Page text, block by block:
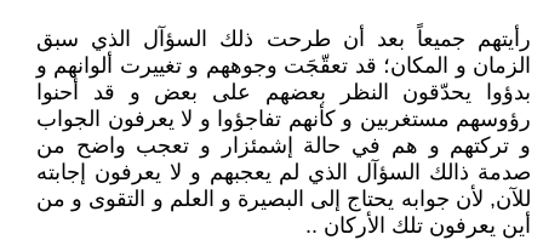
رأيتهم جميعاً بعد أن طرحت ذلك السؤآل الذي سبق
الزمان و المكان؛ قد تعقّجَت وجوههم و تغييرت ألوانهم و
بدؤوا يحدّقون النظر بعضهم على بعض و قد أحنوا
رؤوسهم مستغربين و كأنهم تفاجؤوا و لا يعرفون الجواب
و تركتهم و هم في حالة إشمئزار و تعجب واضح من
صدمة ذالك السؤآل الذي لم يعجبهم و لا يعرفون إجابته
للآن, لأن جوابه يحتاج إلى البصيرة و العلم و التقوى و من
أين يعرفون تلك الأركان ..